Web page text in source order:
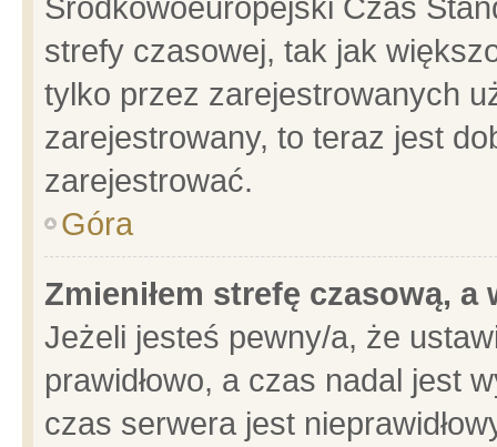
strefy czasowej, tak jak
tylko przez zarejestrowanych
zarejestrowany, to teraz jest
zarejestrować.
Góra
Zmieniłem strefę czasową,
Jeżeli jesteś pewny/a, że
prawidłowo, a czas nadal jest
czas serwera jest